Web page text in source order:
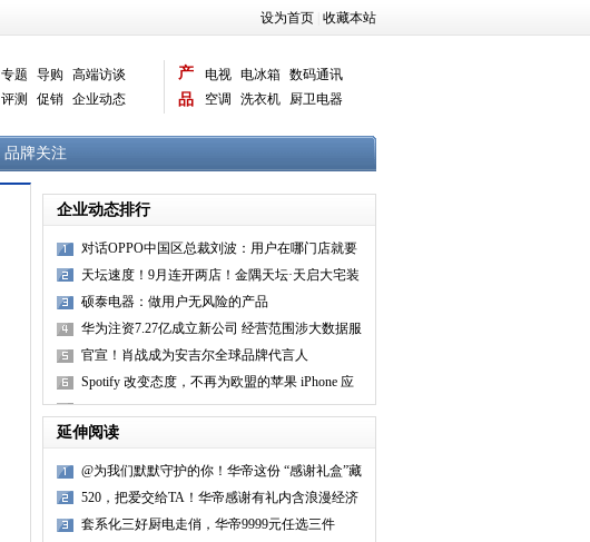
设为首页 收藏本站
专题 导购
高端访谈
评测
促销 企业动态
产
品
电视 电冰箱 数码通讯
空调
洗衣机
厨卫电器
品牌关注
企业动态排行
对话OPPO中国区总裁刘波：用户在哪门店就要
建在哪，AI将拉升
天坛速度！9月连开两店！金隅天坛·天启大宅装
饰无锡旗舰店
硕泰电器：做用户无风险的产品
华为注资7.27亿成立新公司 经营范围涉大数据服
务、软件开发
官宣！肖战成为安吉尔全球品牌代言人
Spotify 改变态度，不再为欧盟的苹果 iPhone 应
用提供内购
延伸阅读
@为我们默默守护的你！华帝这份 “感谢礼盒”藏
着满满的敬意
520，把爱交给TA！华帝感谢有礼内含浪漫经济
套系化三好厨电走俏，华帝9999元任选三件